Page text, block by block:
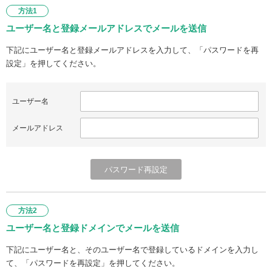
方法1
ユーザー名と登録メールアドレスでメールを送信
下記にユーザー名と登録メールアドレスを入力して、「パスワードを再
設定」を押してください。
ユーザー名
メールアドレス
方法2
ユーザー名と登録ドメインでメールを送信
下記にユーザー名と、そのユーザー名で登録しているドメインを入力し
て、「パスワードを再設定」を押してください。